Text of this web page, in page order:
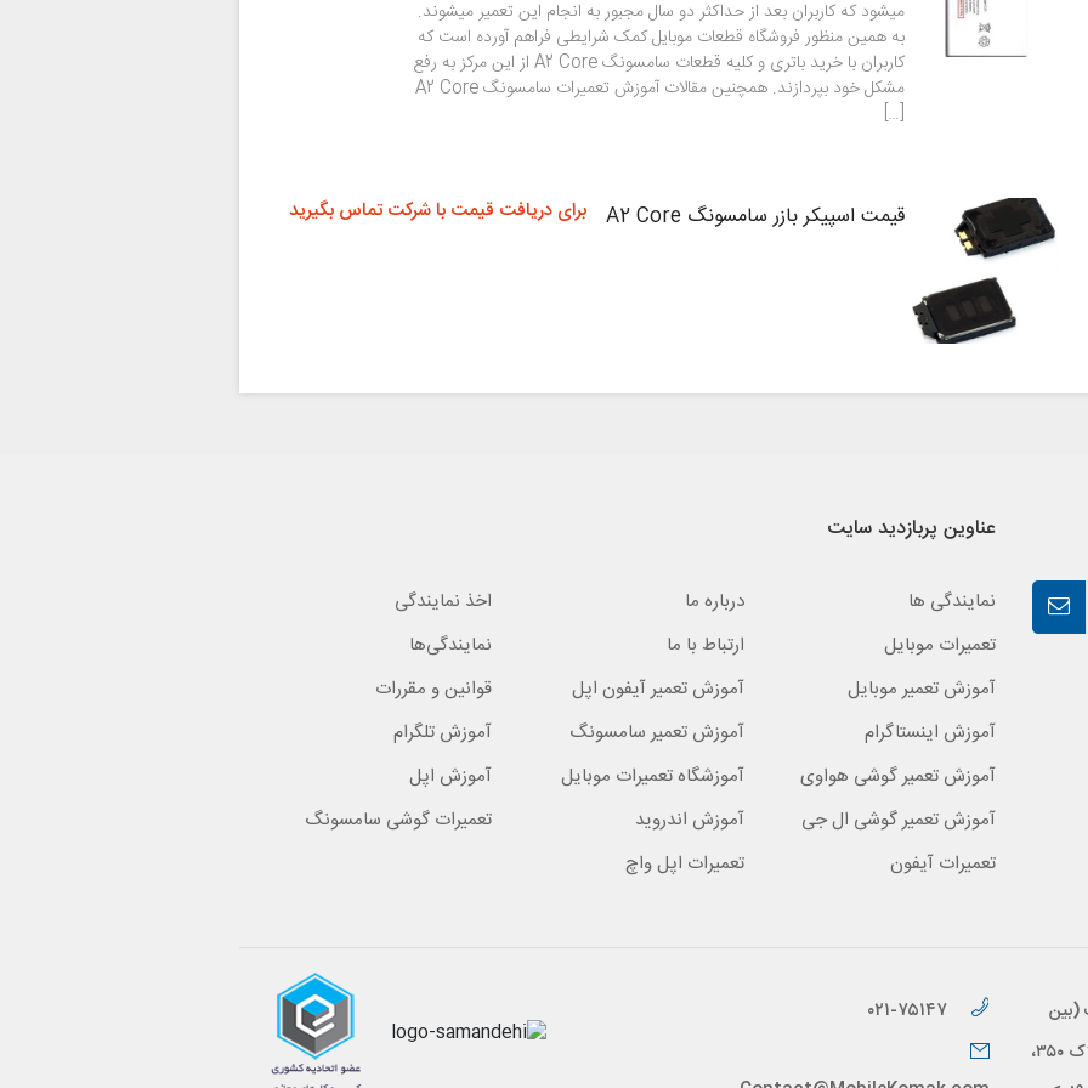
میشود که کاربران بعد از حداکثر دو سال مجبور به انجام این تعمیر میشوند.
به همین منظور فروشگاه قطعات موبایل کمک شرایطی فراهم آورده است که
کاربران با خرید باتری و کلیه قطعات سامسونگ A2 Core از این مرکز به رفع
مشکل خود بپردازند. همچنین مقالات آموزش تعمیرات سامسونگ A2 Core
[…]
قیمت اسپیکر بازر سامسونگ A2 Core برای دریافت قیمت با شرکت تماس بگیرید
عناوین پربازدید سایت
نمایندگی ها درباره ما
اخذ نمایندگی
تعمیرات موبایل
ارتباط با ما
نمایندگی‌ها
آموزش تعمیر موبایل
آموزش تعمیر آیفون اپل
قوانین و مقررات
آموزش اینستاگرام
آموزش تعمیر سامسونگ
آموزش تلگرام
آموزش تعمیر گوشی هواوی
آموزشگاه تعمیرات موبایل
آموزش اپل
آموزش تعمیر گوشی ال جی
آموزش اندروید
تعمیرات گوشی سامسونگ
تعمیرات آیفون
تعمیرات اپل واچ
(بین
خیابان براتی و خیابان قاسم زاده)، پلاک ۳۵۰،
۰۲۱-۷۵۱۴۷